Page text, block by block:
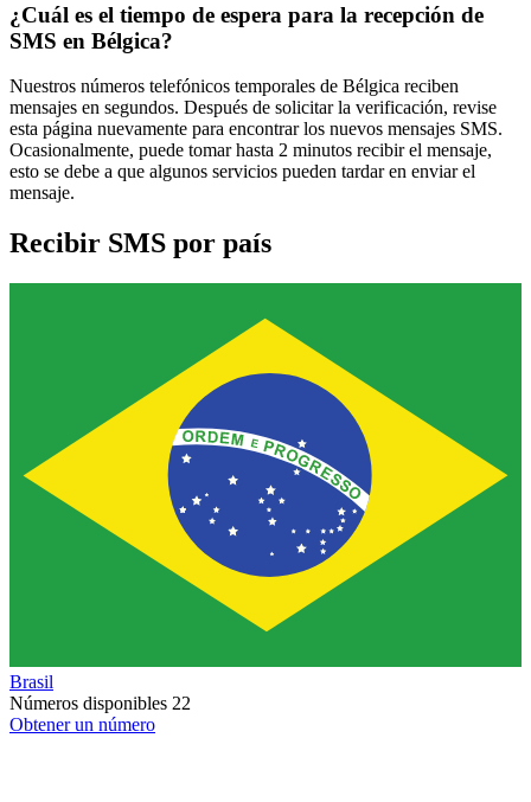
¿Cuál es el tiempo de espera para la recepción de
SMS en Bélgica?
Nuestros números telefónicos temporales de Bélgica reciben
mensajes en segundos. Después de solicitar la verificación, revise
esta página nuevamente para encontrar los nuevos mensajes SMS.
Ocasionalmente, puede tomar hasta 2 minutos recibir el mensaje,
esto se debe a que algunos servicios pueden tardar en enviar el
mensaje.
Recibir SMS por país
Brasil
Números disponibles 22
Obtener un número